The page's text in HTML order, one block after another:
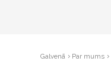
Galvenā Par mums